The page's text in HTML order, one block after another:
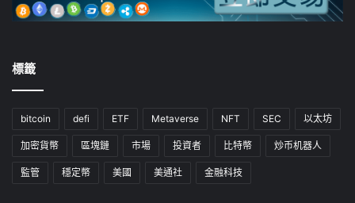
標籤
bitcoin defi ETF Metaverse NFT SEC 以太坊
加密貨幣 區塊鏈 市場 投資者 比特幣 炒币机器人
監管 穩定幣 美國 美通社 金融科技